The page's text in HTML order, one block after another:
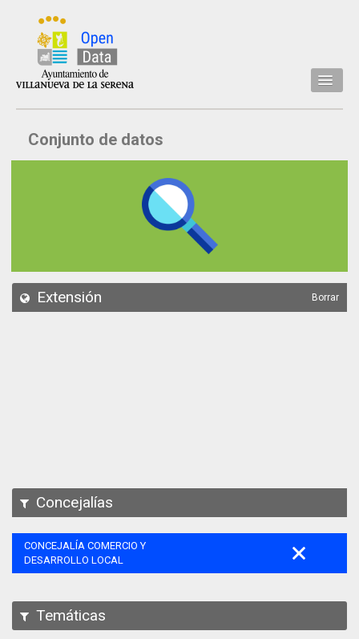
Inicio
Datos
API
Conjunto de datos
Extensión Borrar
Concejalías
CONCEJALÍA COMERCIO Y
DESARROLLO LOCAL
Temáticas